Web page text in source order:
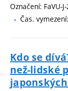
Označení: FaVU-
Čas.
Kdo se
než-lidské